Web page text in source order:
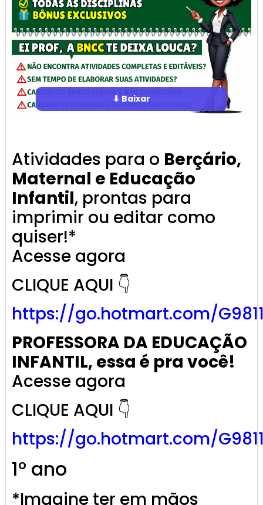
⬇ Baixar
Atividades para o Berçário,
Maternal e Educação
Infantil, prontas para
imprimir ou editar como
quiser!*
Acesse agora
CLIQUE AQUI 👇
https://go.hotmart.com/
PROFESSORA DA EDUCAÇÃO
INFANTIL, essa é pra você!
Acesse agora
CLIQUE AQUI 👇
https://go.hotmart.com/
1º ano
*Imagine ter em mãos